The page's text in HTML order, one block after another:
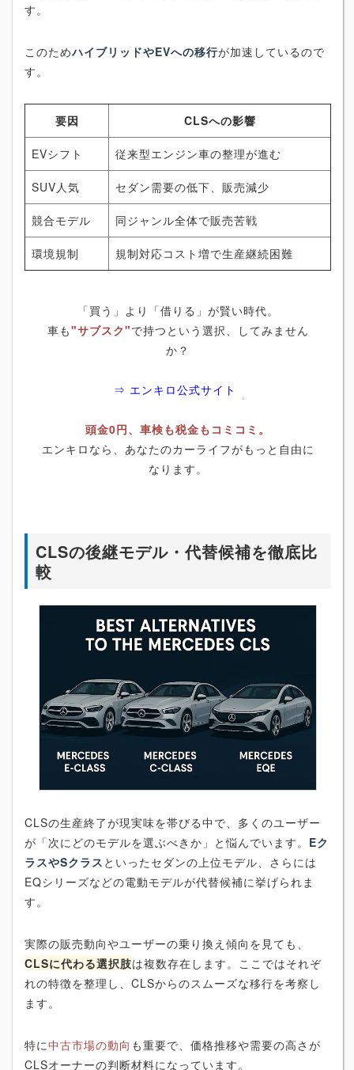
す。
このためハイブリッドやEVへの移行が加速しているので
す。
要因 CLSへの影響
EVシフト 従来型エンジン車の整理が進む
SUV人気 セダン需要の低下、販売減少
競合モデル 同ジャンル全体で販売苦戦
環境規制 規制対応コスト増で生産継続困難
「買う」より「借りる」が賢い時代。
車も"サブスク"で持つという選択、してみません
か？
⇒ エンキロ公式サイト
頭金0円、車検も税金もコミコミ。
エンキロなら、あなたのカーライフがもっと自由に
なります。
CLSの後継モデル・代替候補を徹底比
較
CLSの生産終了が現実味を帯びる中で、多くのユーザー
が「次にどのモデルを選ぶべきか」と悩んでいます。 Eク
ラスやSクラス といったセダンの上位モデル、さらには
EQシリーズなどの電動モデルが代替候補に挙げられま
す。
実際の販売動向やユーザーの乗り換え傾向を見ても、
CLSに代わる選択肢は複数存在します。ここではそれぞ
れの特徴を整理し、CLSからのスムーズな移行を考察し
ます。
特に中古市場の動向 も重要で、価格推移や需要の高さが
CLSオーナーの判断材料になっています。